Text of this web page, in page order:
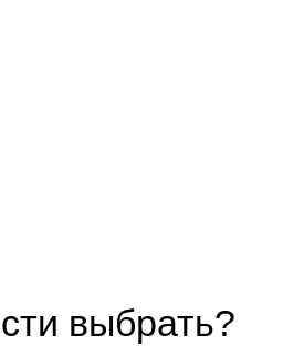
выбрать?